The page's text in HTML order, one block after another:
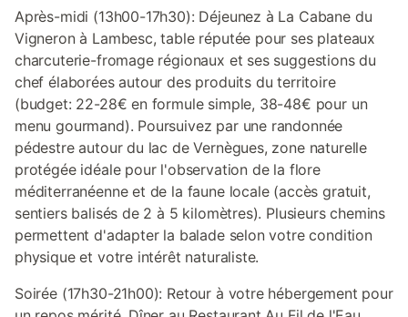
Après-midi (13h00-17h30): Déjeunez à La Cabane du
Vigneron à Lambesc, table réputée pour ses plateaux
charcuterie-fromage régionaux et ses suggestions du
chef élaborées autour des produits du territoire
(budget: 22-28€ en formule simple, 38-48€ pour un
menu gourmand). Poursuivez par une randonnée
pédestre autour du lac de Vernègues, zone naturelle
protégée idéale pour l'observation de la flore
méditerranéenne et de la faune locale (accès gratuit,
sentiers balisés de 2 à 5 kilomètres). Plusieurs chemins
permettent d'adapter la balade selon votre condition
physique et votre intérêt naturaliste.
Soirée (17h30-21h00): Retour à votre hébergement pour